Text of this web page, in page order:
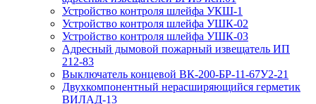
Устройство контроля шлейфа УКШ-1
Устройство контроля шлейфа УШК-02
Устройство контроля шлейфа УШК-03
Адресный дымовой пожарный извещатель ИП
212-83
Выключатель концевой ВК-200-БР-11-67У2-21
Двухкомпонентный нерасширяющийся герметик
ВИЛАД-13